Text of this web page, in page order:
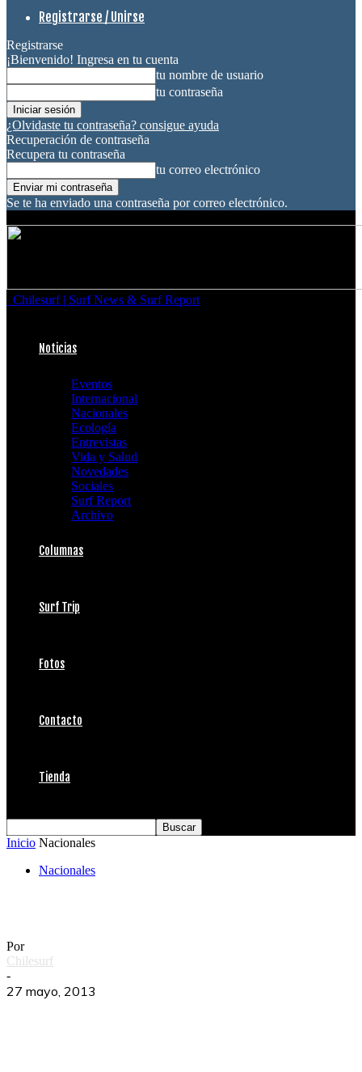
Registrarse / Unirse
Registrarse
¡Bienvenido! Ingresa en tu cuenta
tu nombre de usuario
tu contraseña
¿Olvidaste tu contraseña? consigue ayuda
Recuperación de contraseña
Recupera tu contraseña
tu correo electrónico
Se te ha enviado una contraseña por correo electrónico.
Chilesurf | Surf News & Surf Report
Noticias
Eventos
Internacional
Nacionales
Ecología
Entrevistas
Vida y Salud
Novedades
Sociales
Surf Report
Archivo
Columnas
Surf Trip
Fotos
Contacto
Tienda
Inicio Nacionales
Nacionales
Por
Chilesurf
-
27 mayo, 2013